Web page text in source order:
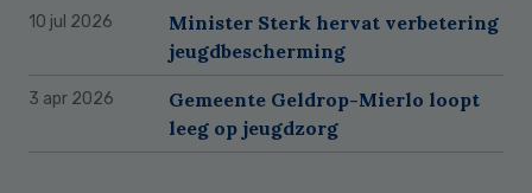
10 jul 2026
Minister Sterk hervat verbetering
jeugdbescherming
3 apr 2026
Gemeente Geldrop-Mierlo loopt
leeg op jeugdzorg